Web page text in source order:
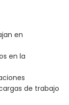
en
en la
de trabajo